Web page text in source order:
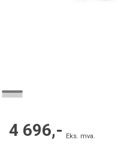
4 696,- Eks. mva.